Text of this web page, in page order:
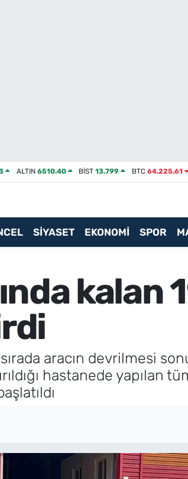
ALTIN 6510.40 BİST13.799 BTC 64.225,61
SİYASET EKONOMİ SPOR
kalan
aracın devrilmesi
hastanede yapılan